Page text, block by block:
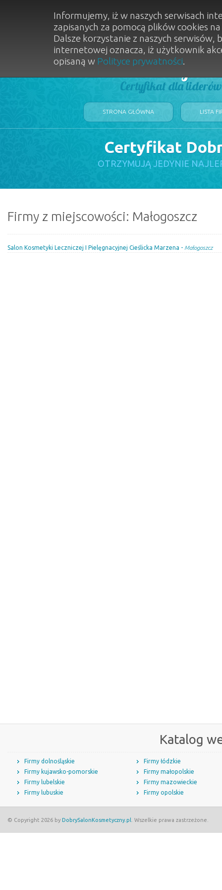
Dobry
Certyfikat dla
STRONA GŁÓWNA LISTA
Certyfikat
OTRZYMUJĄ JEDYNIE
Firmy z miejscowości: Małogoszcz
Salon Kosmetyki Leczniczej I Pielęgnacyjnej Cieślicka Marzena - Małogoszcz
Katalog
Firmy dolnośląskie
Firmy kujawsko-pomorskie
Firmy lubelskie
Firmy lubuskie
Firmy łódzkie
Firmy małopolskie
Firmy mazowieckie
Firmy opolskie
© Copyright 2026 by DobrySalonKosmetyczny.pl . Wszelkie prawa zastrzeżone.
Informujemy, iż w naszych serwisach
zapisanych za pomocą plików cookies
Dalsze korzystanie z naszych
internetowej oznacza, iż użytkownik
opisaną w Polityce prywatności.